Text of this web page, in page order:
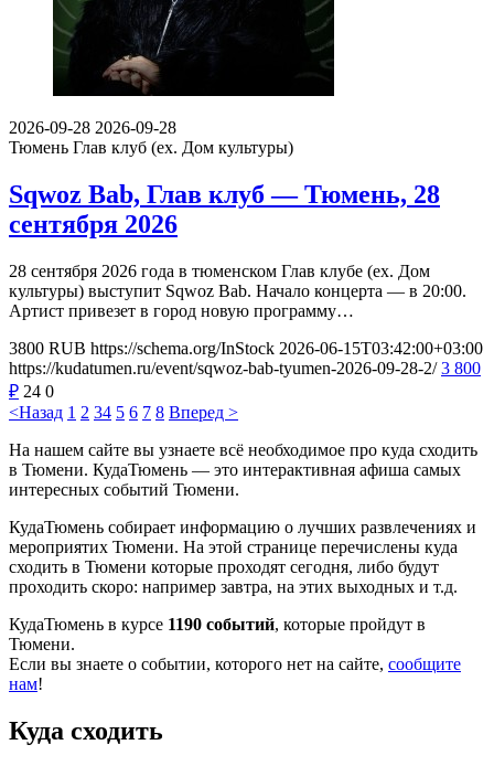
2026-09-28 2026-09-28
Тюмень Глав клуб (ex. Дом культуры)
Sqwoz Bab, Глав клуб — Тюмень, 28
сентября 2026
28 сентября 2026 года в тюменском Глав клубе (ex. Дом
культуры) выступит Sqwoz Bab. Начало концерта — в 20:00.
Артист привезет в город новую программу…
3800 RUB https://schema.org/InStock 2026-06-15T03:42:00+03:00
https://kudatumen.ru/event/sqwoz-bab-tyumen-2026-09-28-2/ 3 800
₽ 24 0
<Назад 1 2 34 5 6 7 8 Вперед >
На нашем сайте вы узнаете всё необходимое про куда сходить
в Тюмени. КудаТюмень — это интерактивная афиша самых
интересных событий Тюмени.
КудаТюмень собирает информацию о лучших развлечениях и
мероприятих Тюмени. На этой странице перечислены куда
сходить в Тюмени которые проходят сегодня, либо будут
проходить скоро: например завтра, на этих выходных и т.д.
КудаТюмень в курсе 1190 событий, которые пройдут в
Тюмени.
Если вы знаете о событии, которого нет на сайте, сообщите
нам!
Куда сходить